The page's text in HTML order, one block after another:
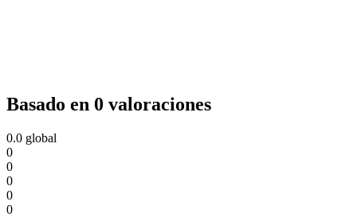
Basado en 0 valoraciones
0.0 global
0
0
0
0
0